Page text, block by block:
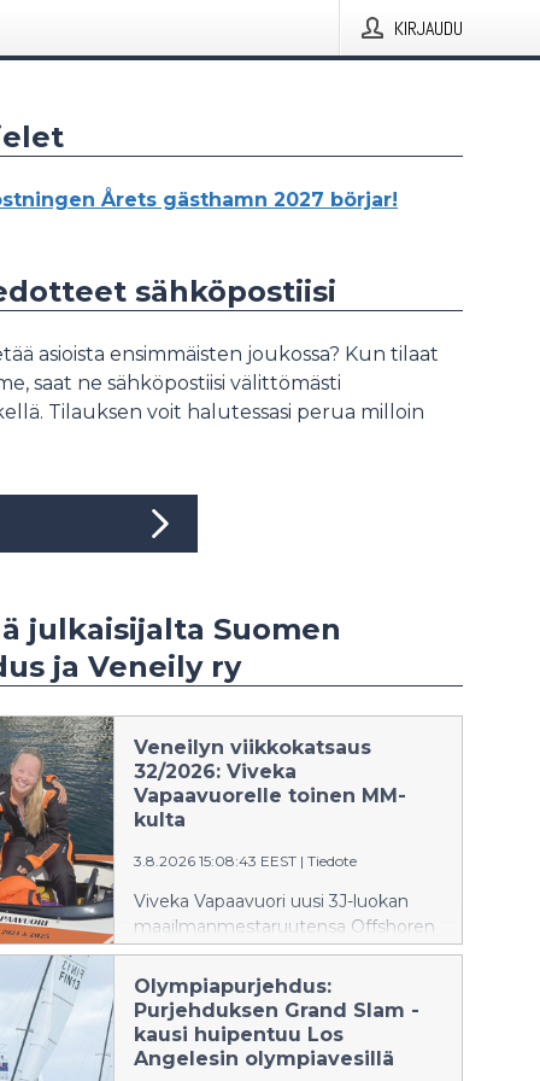
KIRJAUDU
Årets gästhamn 2027 börjar!
sähköpostiisi
asioista ensimmäisten joukossa? Kun tilaat
saat ne sähköpostiisi välittömästi
Tilauksen voit halutessasi perua milloin
julkaisijalta Suomen
ja Veneily ry
Veneilyn viikkokatsaus
32/2026: Viveka
Vapaavuorelle toinen MM-
kulta
3.8.2026 15:08:43 EEST | Tiedote
Viveka Vapaavuori uusi 3J-luokan
maailmanmestaruutensa Offshoren
3J-luokan kruunattu kuningatar on
jälleen Suomen Viveka Vapaavuori,
joka voitti maailmanmestaruuden
ensi kertaa viime vuonna Jussi
Myllymäen kanssa ja juhlisti
Olympiapurjehdus:
Purjehduksen Grand Slam -
kausi huipentuu Los
Angelesin olympiavesillä